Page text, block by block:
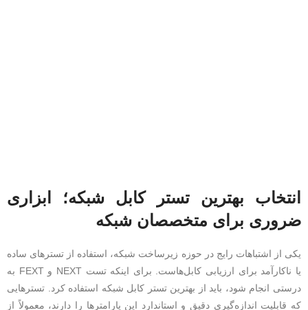
انتخاب بهترین تستر کابل شبکه؛ ابزاری
ضروری برای متخصصان شبکه
یکی از اشتباهات رایج در حوزه زیرساخت شبکه، استفاده از تسترهای ساده
یا ناکارآمد برای ارزیابی کابل‌هاست. برای اینکه تست NEXT و FEXT به‌
درستی انجام شود، باید از بهترین تستر کابل شبکه استفاده کرد. تسترهایی
که قابلیت اندازه‌گیری دقیق و استاندارد این پارامترها را دارند، معمولاً از